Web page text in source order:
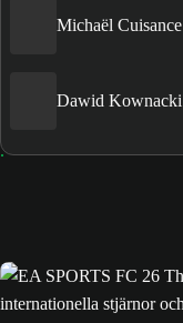
Michaël Cuisance
Dawid Kownacki